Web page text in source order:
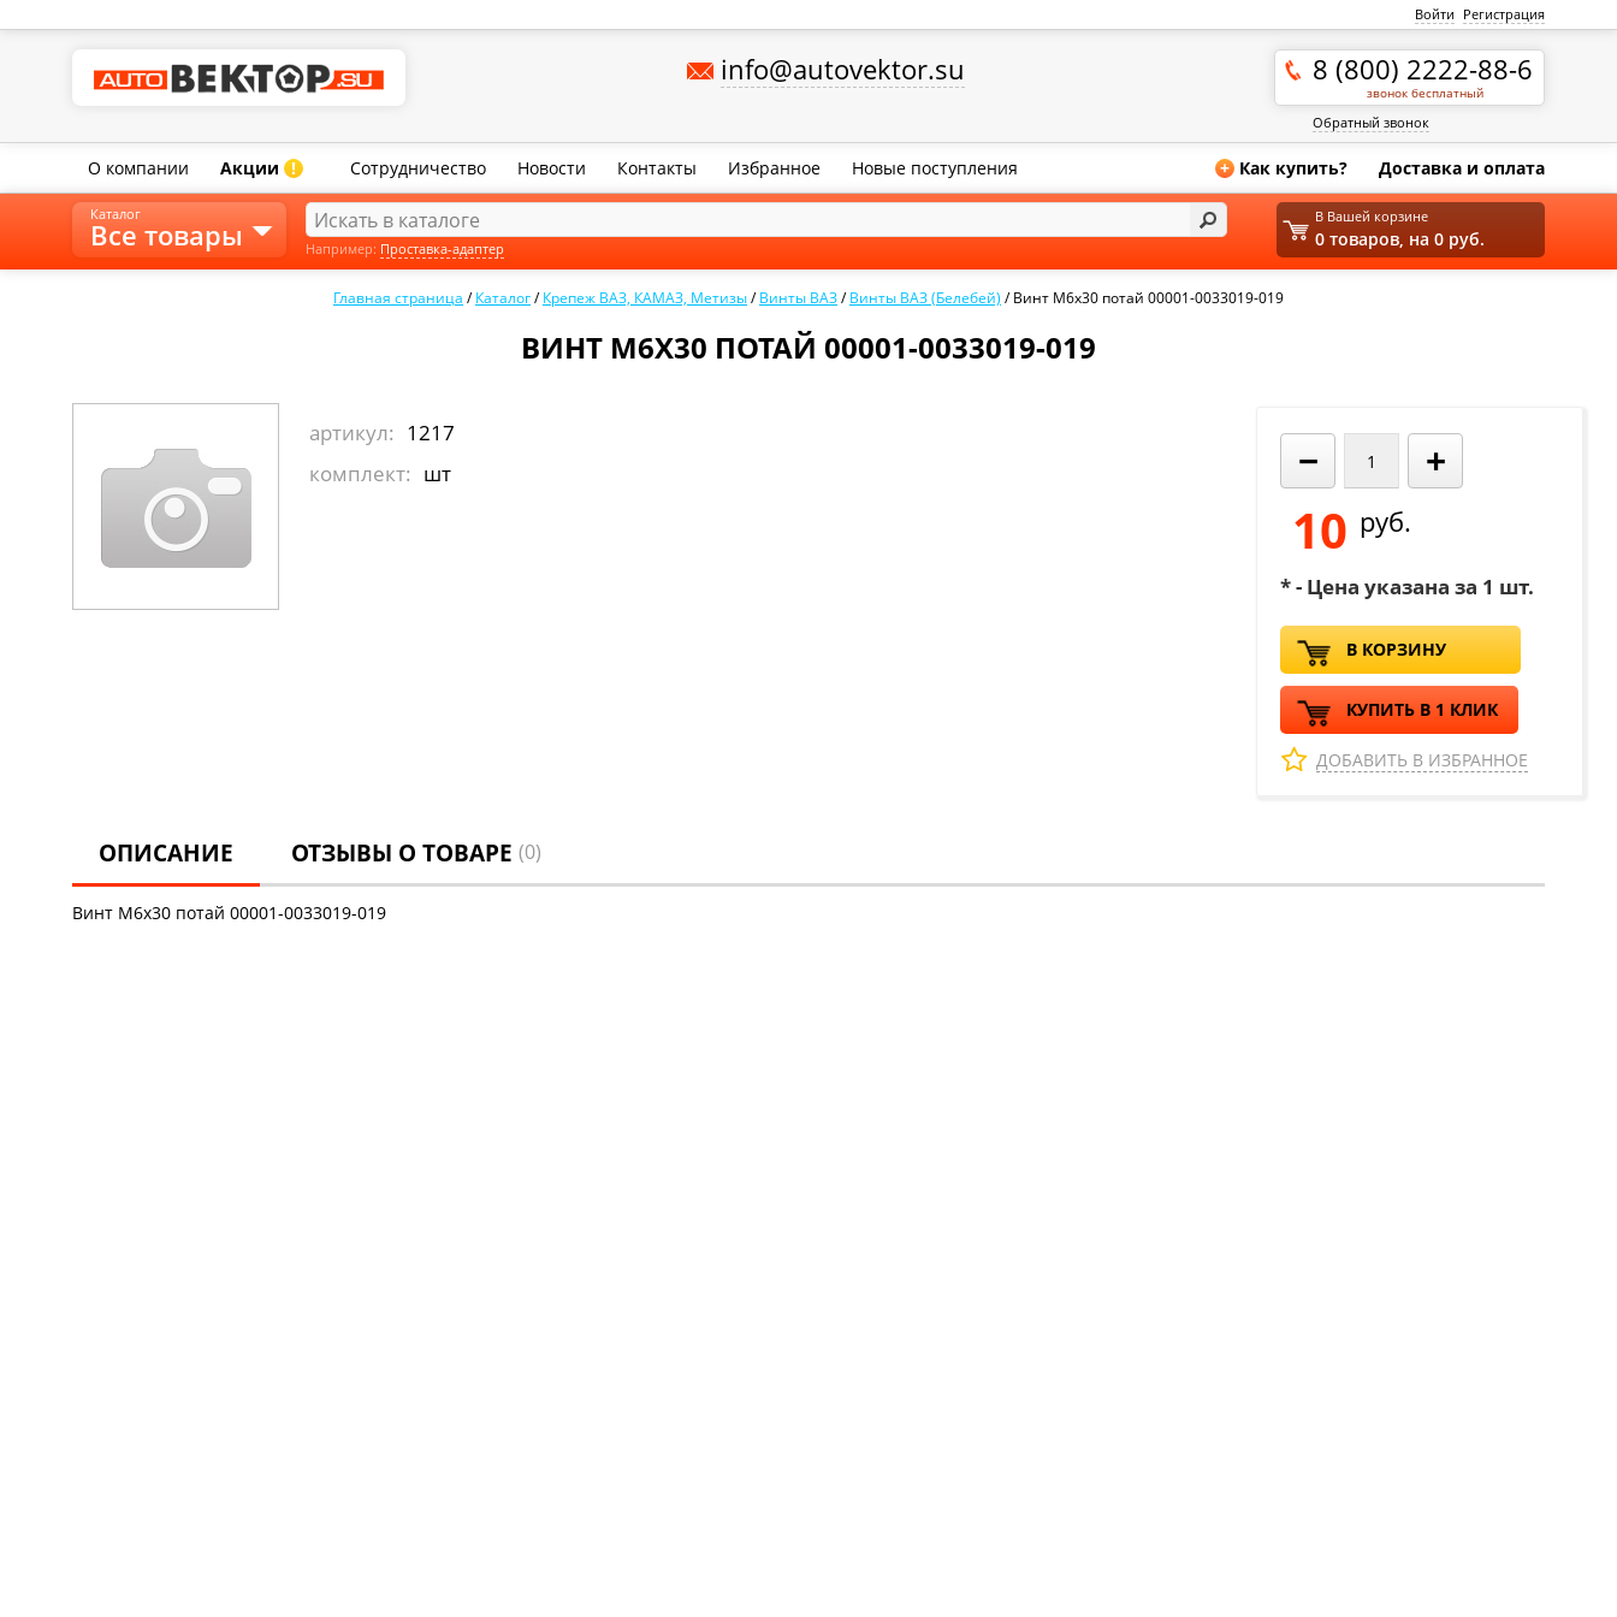
Войти Регистрация
info@autovektor.su 8 (800) 2222-88-6
звонок бесплатный
Обратный звонок
О компании Акции ! Сотрудничество Новости Контакты Избранное Новые поступления + Как купить? Доставка и оплата
Главная страница /Каталог/Крепеж ВАЗ, КАМАЗ, Метизы/Винты ВАЗ/Винты ВАЗ (Белебей) /Винт М6х30 потай 00001-0033019-019
ВИНТ М6Х30 ПОТАЙ 00001-0033019-019
артикул: 1217
комплект: шт − +
10 руб.
* - Цена указана за 1 шт.
В КОРЗИНУ
КУПИТЬ В 1 КЛИК
ДОБАВИТЬ В ИЗБРАННОЕ
ОПИСАНИЕ ОТЗЫВЫ О ТОВАРЕ (0)
Винт М6х30 потай 00001-0033019-019
Каталог
Все товары
В Вашей корзине
0 товаров, на 0 руб.
Например: Проставка-адаптер